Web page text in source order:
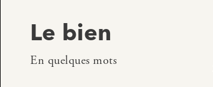
Le bien
En quelques mots